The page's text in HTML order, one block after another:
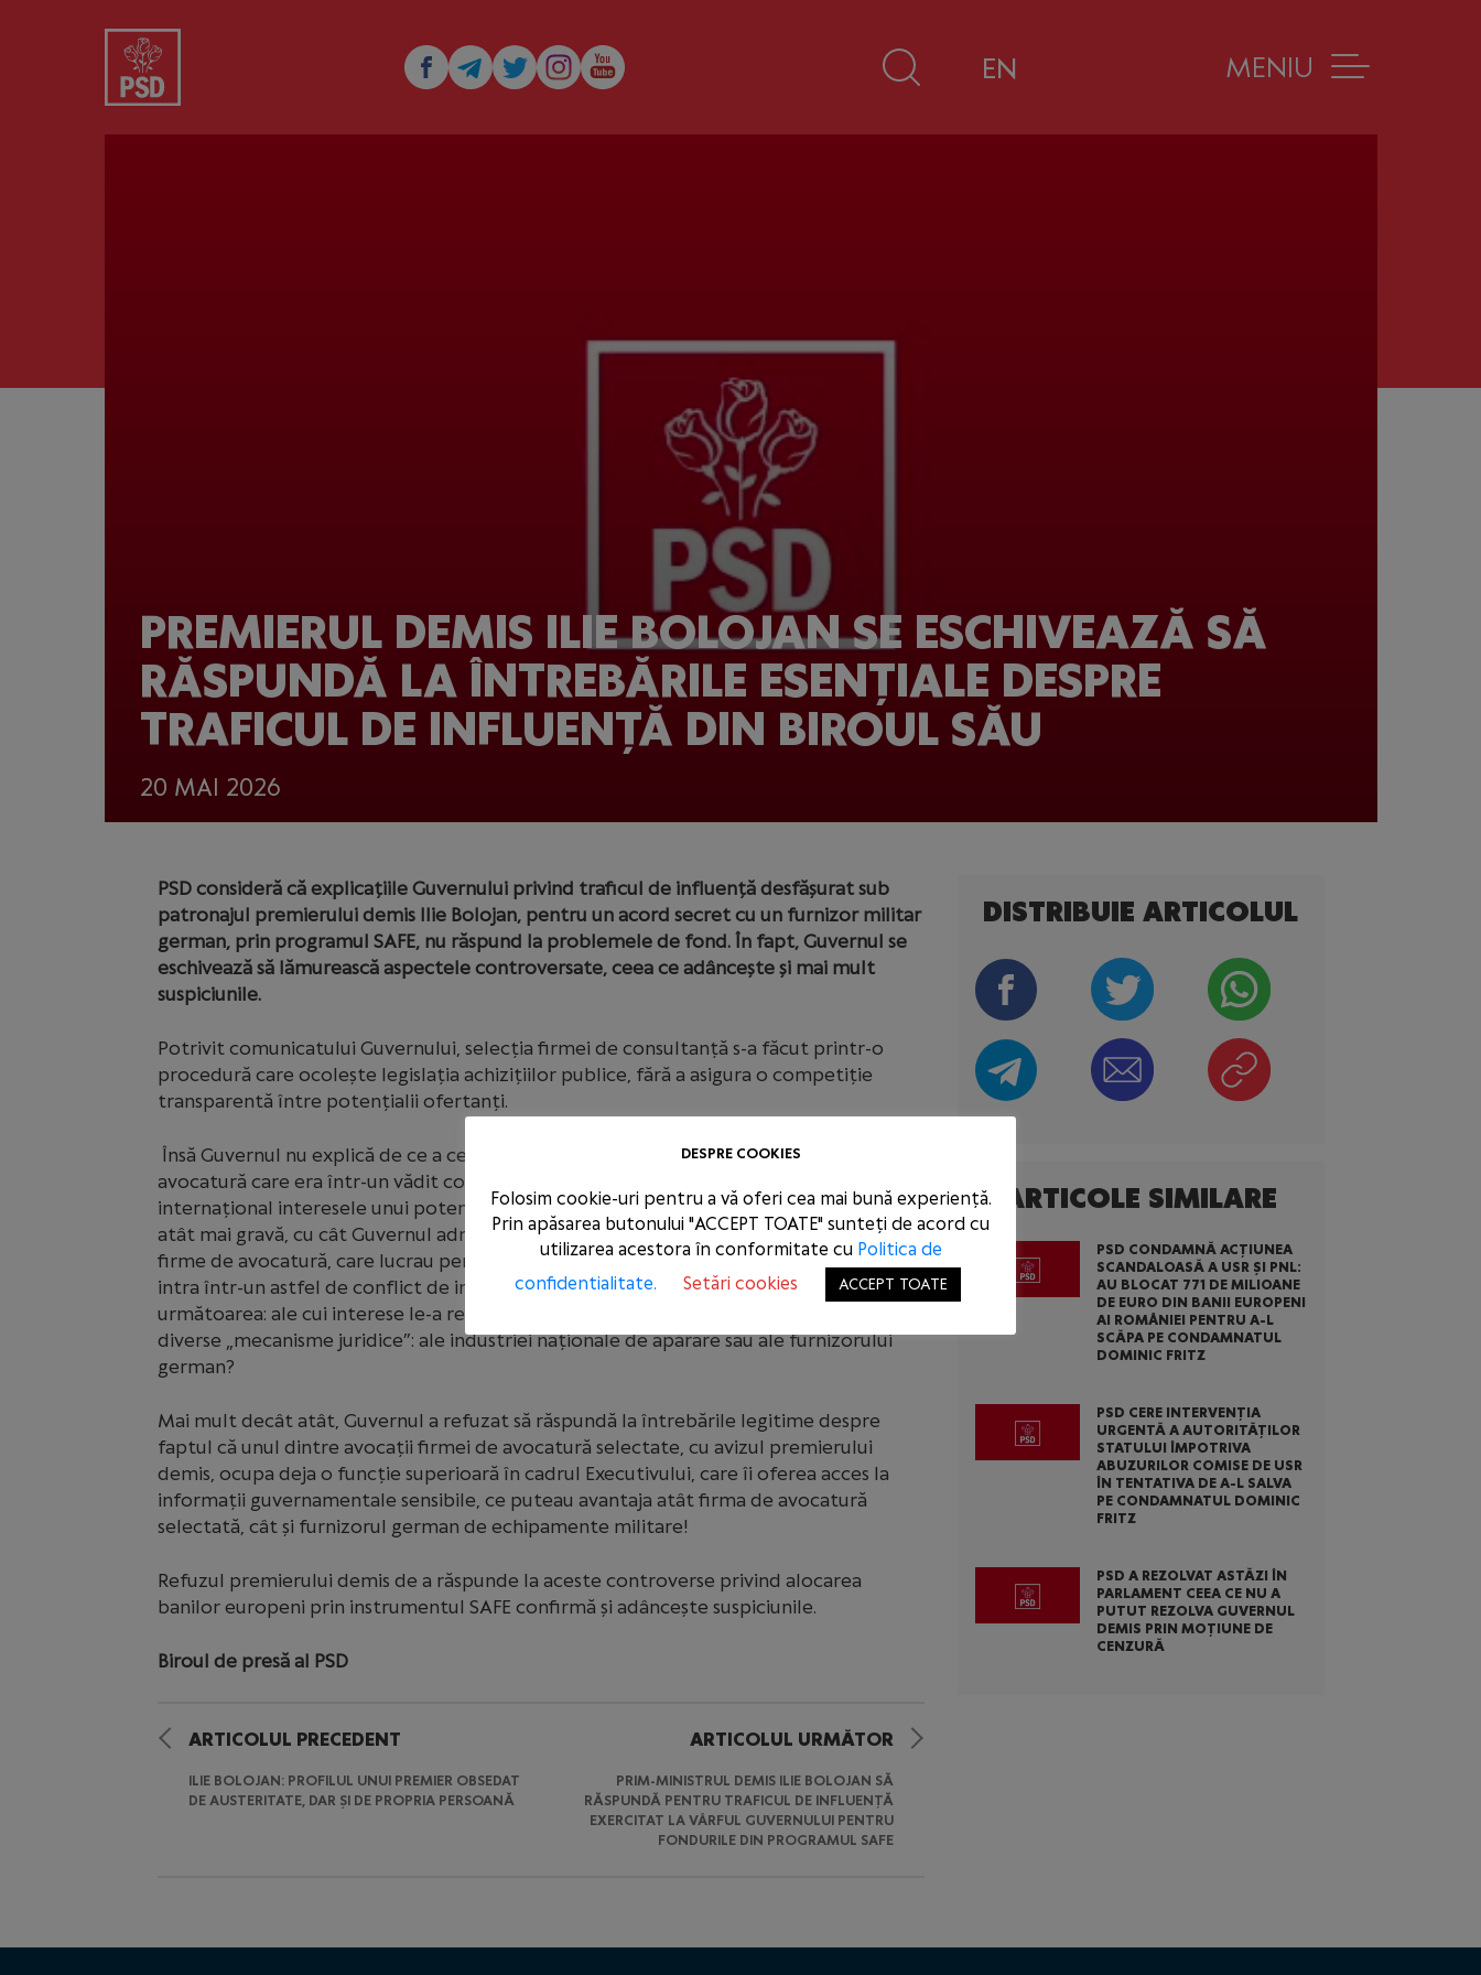
EN MENIU
20 MAI 2026
PREMIERUL DEMIS ILIE BOLOJAN SE ESCHIVEAZĂ SĂ
RĂSPUNDĂ LA ÎNTREBĂRILE ESENȚIALE DESPRE
TRAFICUL DE INFLUENȚĂ DIN BIROUL SĂU
PSD consideră că explicațiile Guvernului privind traficul de influență desfășurat sub
patronajul premierului demis Ilie Bolojan, pentru un acord secret cu un furnizor militar
german, prin programul SAFE, nu răspund la problemele de fond. În fapt, Guvernul se
eschivează să lămurească aspectele controversate, ceea ce adâncește și mai mult
suspiciunile.
Potrivit comunicatului Guvernului, selecția firmei de consultanță s-a făcut printr-o
procedură care ocolește legislația achizițiilor publice, fără a asigura o competiție
transparentă între potențialii ofertanți.
Însă Guvernul nu explică de ce a cerut o ofertă de servicii unui grup de firme de
avocatură care era într-un vădit conflict de interese, întrucât reprezenta la nivel
internațional interesele unui potențial furnizor german de armament. Culpa este cu
atât mai gravă, cu cât Guvernul admite în comunicatul său că a fost refuzat de alte
firme de avocatură, care lucrau pentru alți furnizori de armament, tocmai pentru a nu
intra într-un astfel de conflict de interese! Întrebarea care rămâne fără răspuns este
următoarea: ale cui interese le-a reprezentat firma de avocatură atunci când a propus
diverse „mecanisme juridice”: ale industriei naționale de apărare sau ale furnizorului
german?
Mai mult decât atât, Guvernul a refuzat să răspundă la întrebările legitime despre
faptul că unul dintre avocații firmei de avocatură selectate, cu avizul premierului
demis, ocupa deja o funcție superioară în cadrul Executivului, care îi oferea acces la
informații guvernamentale sensibile, ce puteau avantaja atât firma de avocatură
selectată, cât și furnizorul german de echipamente militare!
Refuzul premierului demis de a răspunde la aceste controverse privind alocarea
banilor europeni prin instrumentul SAFE confirmă și adâncește suspiciunile.
Biroul de presă al PSD
ARTICOLUL PRECEDENT
ILIE BOLOJAN: PROFILUL UNUI PREMIER OBSEDAT
DE AUSTERITATE, DAR ȘI DE PROPRIA PERSOANĂ
ARTICOLUL URMĂTOR
PRIM-MINISTRUL DEMIS ILIE BOLOJAN SĂ
RĂSPUNDĂ PENTRU TRAFICUL DE INFLUENȚĂ
EXERCITAT LA VÂRFUL GUVERNULUI PENTRU
FONDURILE DIN PROGRAMUL SAFE
ARTICOLE SIMILARE
PSD CONDAMNĂ ACȚIUNEA
SCANDALOASĂ A USR ȘI PNL:
AU BLOCAT 771 DE MILIOANE
DE EURO DIN BANII EUROPENI
AI ROMÂNIEI PENTRU A-L
SCĂPA PE CONDAMNATUL
DOMINIC FRITZ
PSD CERE INTERVENȚIA
URGENTĂ A AUTORITĂȚILOR
STATULUI ÎMPOTRIVA
ABUZURILOR COMISE DE USR
ÎN TENTATIVA DE A-L SALVA
PE CONDAMNATUL DOMINIC
FRITZ
PSD A REZOLVAT ASTĂZI ÎN
PARLAMENT CEEA CE NU A
PUTUT REZOLVA GUVERNUL
DEMIS PRIN MOȚIUNE DE
CENZURĂ
DISTRIBUIE ARTICOLUL
DESPRE COOKIES
Folosim cookie-uri pentru a vă oferi cea mai bună experiență.
Prin apăsarea butonului "ACCEPT TOATE" sunteți de acord cu
utilizarea acestora în conformitate cu Politica de
confidentialitate.
Setări cookies ACCEPT TOATE